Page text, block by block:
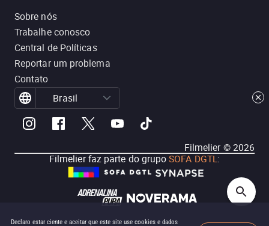
Declaro estar ciente e aceitar que este site use cookies e dados
Sobre nós
Trabalhe conosco
Central de Políticas
Reportar um problema
Contato
Brasil
Filmelier ©2026
Filmelier faz parte do grupoSOFA DGTL: